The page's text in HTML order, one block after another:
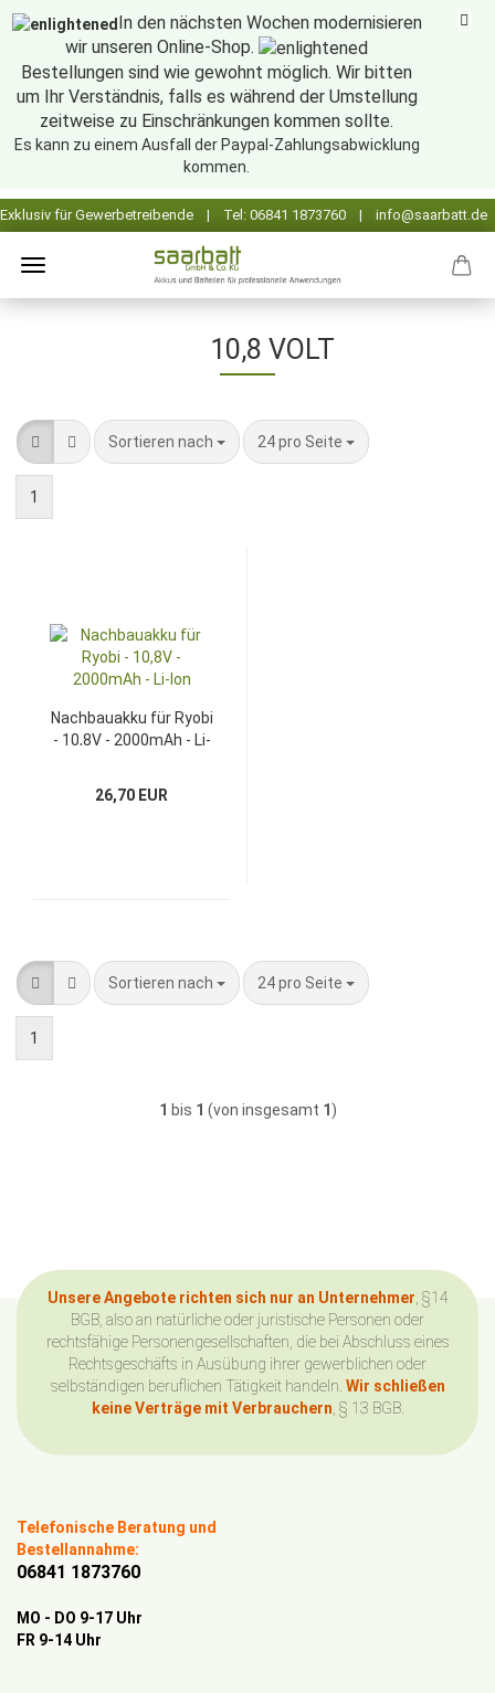
In den nächsten Wochen modernisieren
wir unseren Online-Shop.
Bestellungen sind wie gewohnt möglich. Wir bitten
um Ihr Verständnis, falls es während der Umstellung
zeitweise zu Einschränkungen kommen sollte.
Es kann zu einem Ausfall der Paypal-Zahlungsabwicklung
kommen.
10,8 VOLT
Sortieren nach
Sortieren nach 24 pro Seite
pro Seite
1
Nachbauakku für Ryobi
- 10,8V - 2000mAh - Li-
26,70 EUR
Sortieren nach
Sortieren nach 24 pro Seite
pro Seite
1
1 bis 1 (von insgesamt 1 )
Unsere Angebote richten sich nur an Unternehmer , §14
BGB, also an natürliche oder juristische Personen oder
rechtsfähige Personengesellschaften, die bei Abschluss eines
Rechtsgeschäfts in Ausübung ihrer gewerblichen oder
selbständigen beruflichen Tätigkeit handeln. Wir schließen
keine Verträge mit Verbrauchern , § 13 BGB.
Telefonische Beratung und
Bestellannahme:
06841 1873760
MO - DO 9-17 Uhr
FR 9-14 Uhr